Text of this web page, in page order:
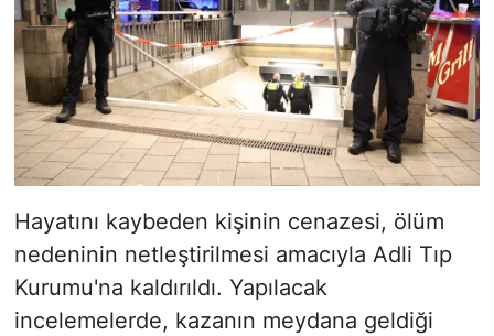
Hayatını kaybeden kişinin cenazesi, ölüm
nedeninin netleştirilmesi amacıyla Adli Tıp
Kurumu'na kaldırıldı. Yapılacak
incelemelerde, kazanın meydana geldiği